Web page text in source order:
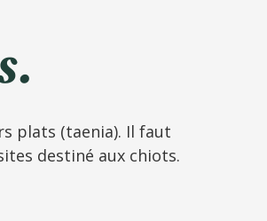
plats (taenia). Il faut
destiné aux chiots.